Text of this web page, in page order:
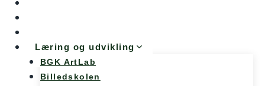
Læring og udvikling
BGK ArtLab
Billedskolen